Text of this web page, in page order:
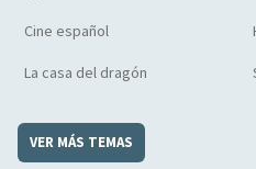
Cine español
La casa del dragón
VER MÁS TEMAS